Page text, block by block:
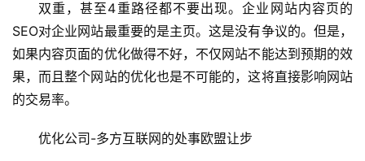
双重，甚至4重路径都不要出现。企业网站内容页的
SEO对企业网站最重要的是主页。这是没有争议的。但是，
如果内容页面的优化做得不好，不仅网站不能达到预期的效
果，而且整个网站的优化也是不可能的，这将直接影响网站
的交易率。
优化公司-多方互联网的处事欧盟让步